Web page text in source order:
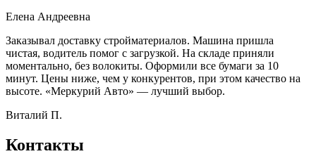
Елена Андреевна
Заказывал доставку стройматериалов. Машина пришла
чистая, водитель помог с загрузкой. На складе приняли
моментально, без волокиты. Оформили все бумаги за 10
минут. Цены ниже, чем у конкурентов, при этом качество на
высоте. «Меркурий Авто» — лучший выбор.
Виталий П.
Контакты